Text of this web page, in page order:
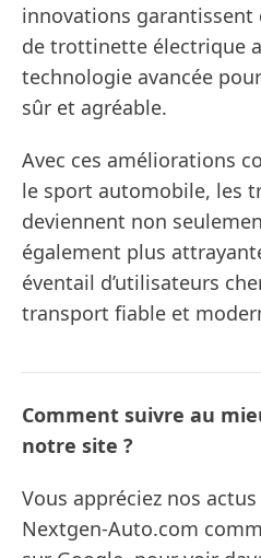
innovations garantissent
de trottinette électrique
technologie avancée
sûr et agréable.
Avec ces améliorations
le sport automobile, les
deviennent non
également plus
éventail d’utilisateurs
transport fiable et
Comment suivre au
notre site ?
Vous appréciez nos
Nextgen-Auto.com